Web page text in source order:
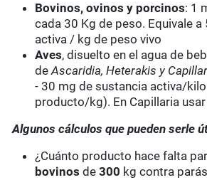
Bovinos, ovinos y porcinos: 1
cada 30 Kg de peso. Equivale
activa / kg de peso vivo
Aves, disuelto en el agua de
deAscaridia, Heterakis y
- 30 mg de sustancia activa/
producto/kg). En Capillaria
Algunos cálculos que pueden serle
¿Cuánto producto hace falta
bovinos de300 kg contra